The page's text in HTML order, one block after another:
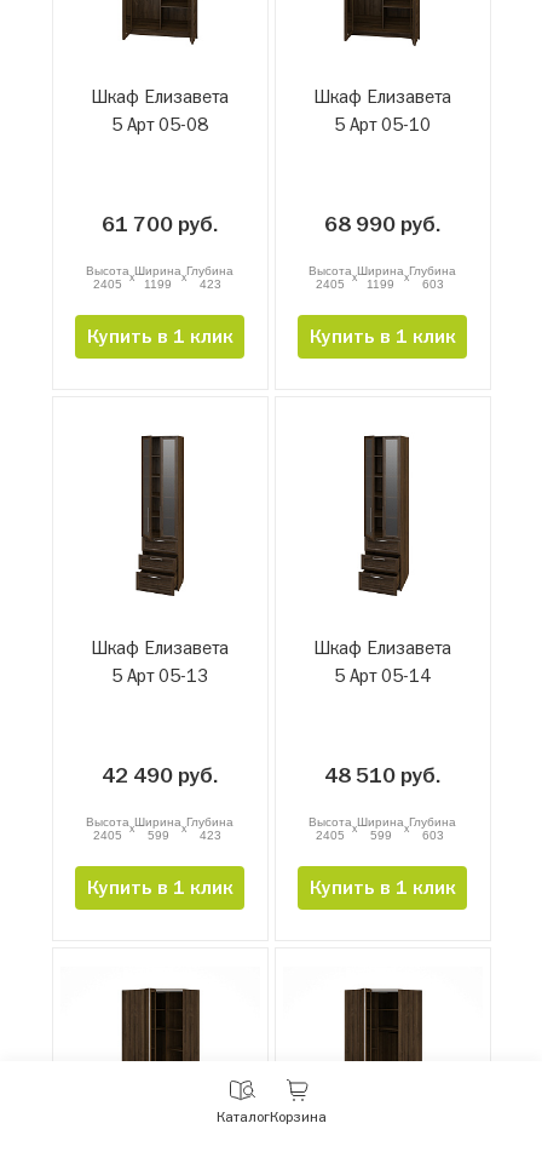
Шкаф Елизавета
5 Арт 05-08
61 700 руб.
Высота
2405
xШирина
1199
xГлубина
423
Купить в 1 клик
Шкаф Елизавета
5 Арт 05-10
68 990 руб.
Высота
2405
xШирина
1199
xГлубина
603
Купить в 1 клик
Шкаф Елизавета
5 Арт 05-13
42 490 руб.
Высота
2405
xШирина
599
xГлубина
423
Купить в 1 клик
Шкаф Елизавета
5 Арт 05-14
48 510 руб.
Высота
2405
xШирина
599
xГлубина
603
Купить в 1 клик
КаталогКорзина